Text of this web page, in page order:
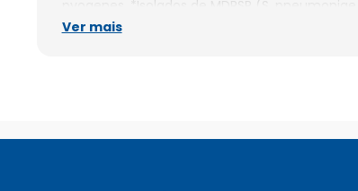
pyogenes. *Isolados de MDRSP (S.
são cepas resistentes a dois ou mais dos
Pseudomonas aeruginosa; Serratia
Ver mais